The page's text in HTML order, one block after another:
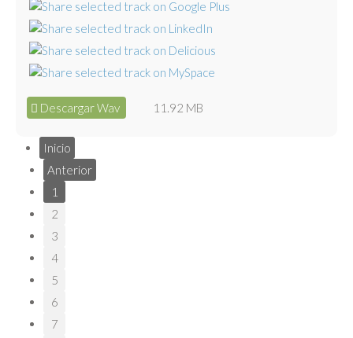
Descargar Wav 11.92 MB
Inicio
Anterior
1
2
3
4
5
6
7